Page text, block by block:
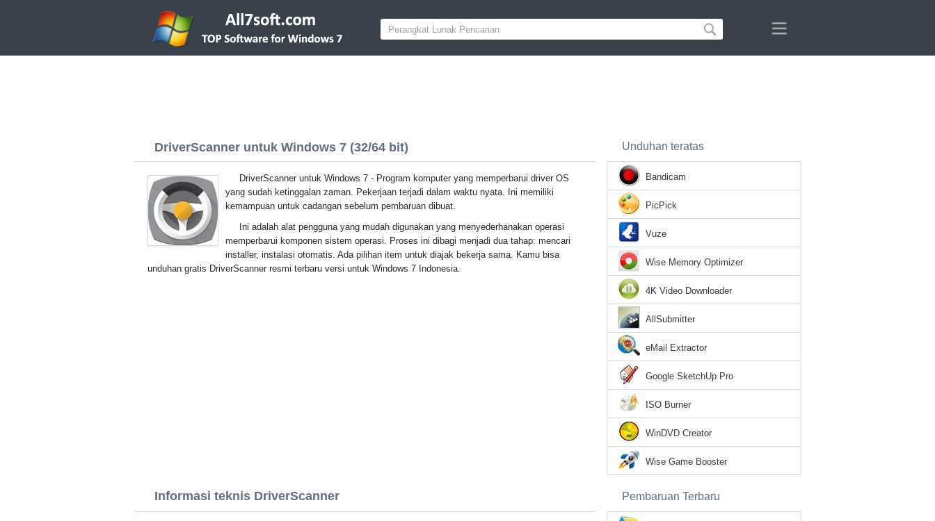
DriverScanner untuk Windows 7 (32/64 bit)
DriverScanner untuk Windows 7 - Program komputer yang memperbarui driver OS
yang sudah ketinggalan zaman. Pekerjaan terjadi dalam waktu nyata. Ini memiliki
kemampuan untuk cadangan sebelum pembaruan dibuat.
Ini adalah alat pengguna yang mudah digunakan yang menyederhanakan operasi
memperbarui komponen sistem operasi. Proses ini dibagi menjadi dua tahap: mencari
installer, instalasi otomatis. Ada pilihan item untuk diajak bekerja sama. Kamu bisa
unduhan gratis DriverScanner resmi terbaru versi untuk Windows 7 Indonesia.
Informasi teknis DriverScanner
Unduhan teratas
Bandicam
PicPick
Vuze
Wise Memory Optimizer
4K Video Downloader
AllSubmitter
eMail Extractor
Google SketchUp Pro
ISO Burner
WinDVD Creator
Wise Game Booster
Pembaruan Terbaru